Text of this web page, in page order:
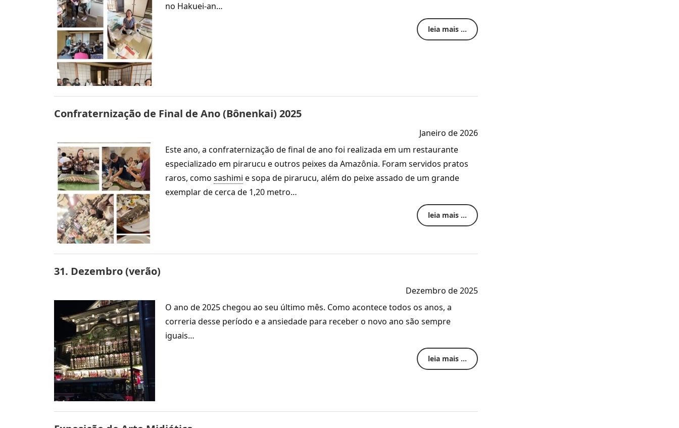
no Hakuei-an…
leia mais ...
Confraternização de Final de Ano (Bônenkai) 2025
Janeiro de 2026
Este ano, a confraternização de final de ano foi realizada em um restaurante
especializado em pirarucu e outros peixes da Amazônia. Foram servidos pratos
raros, como sashimi e sopa de pirarucu, além do peixe assado de um grande
exemplar de cerca de 1,20 metro…
leia mais ...
31. Dezembro (verão)
Dezembro de 2025
O ano de 2025 chegou ao seu último mês. Como acontece todos os anos, a
correria desse período e a ansiedade para receber o novo ano são sempre
iguais…
leia mais ...